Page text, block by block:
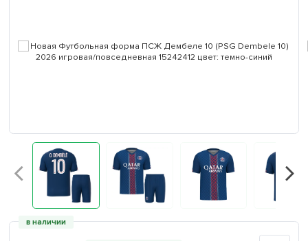
в наличии